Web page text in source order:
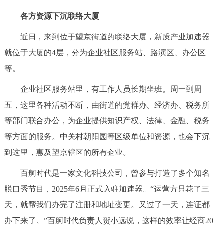
决策公开 专题公开
个人服务 法人服务 部门服务
便民服务 利企服务 投资项目
政民互动
各方资源下沉联络大厦
近日，来到位于望京街道的联络大厦，新质产业加速器
就位于大厦的4层，分为企业社区服务站、路演区、办公区
等。
企业社区服务站里，有工作人员长期坐班。周一到周
五，这里各种活动不断，由街道的党群办、经济办、税务所
等部门联合办公，为企业提供知识产权、法律、金融、税务
等方面的服务。中关村朝阳园等区级单位和资源，也会下沉
到这里，惠及望京辖区的所有企业。
百舸时代是一家文化科技公司，曾参与打造了多个知名
脱口秀节目，2025年6月正式入驻加速器。“运营方只花了三
天，就帮我们办完了注册和地址变更。又过了一天，连证都
办下来了。”百舸时代负责人贺小远说，这样的效率让经商20